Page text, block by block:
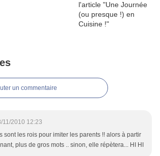
un commentaire
11/2010 12:23
sont les rois pour imiter les parents !! alors à partir
plus de gros mots .. sinon, elle répètera... HI HI